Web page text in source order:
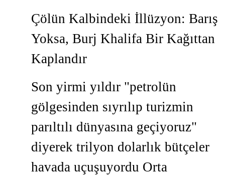
Çölün Kalbindeki İllüzyon: Barış
Yoksa, Burj Khalifa Bir Kağıttan
Kaplandır
Son yirmi yıldır "petrolün
gölgesinden sıyrılıp turizmin
parıltılı dünyasına geçiyoruz"
diyerek trilyon dolarlık bütçeler
havada uçuşuyordu Orta